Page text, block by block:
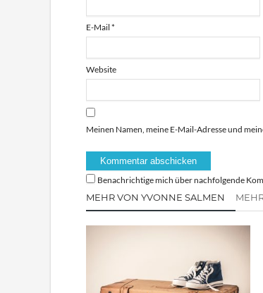
E-Mail *
Website
Meinen Namen, meine E-Mail-Adresse und
Benachrichtige mich über nachfolgende
MEHR VON YVONNE SALMEN